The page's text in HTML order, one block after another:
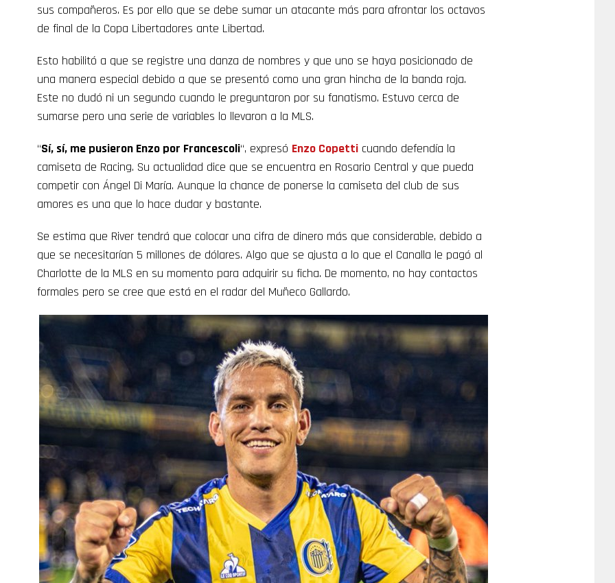
sus compañeros. Es por ello que se debe sumar un atacante más para afrontar los octavos
de final de la Copa Libertadores ante Libertad.
Esto habilitó a que se registre una danza de nombres y que uno se haya posicionado de
una manera especial debido a que se presentó como una gran hincha de la banda roja.
Este no dudó ni un segundo cuando le preguntaron por su fanatismo. Estuvo cerca de
sumarse pero una serie de variables lo llevaron a la MLS.
“Sí, sí, me pusieron Enzo por Francescoli“, expresó Enzo Copetti cuando defendía la
camiseta de Racing. Su actualidad dice que se encuentra en Rosario Central y que pueda
competir con Ángel Di María. Aunque la chance de ponerse la camiseta del club de sus
amores es una que lo hace dudar y bastante.
Se estima que River tendrá que colocar una cifra de dinero más que considerable, debido a
que se necesitarían 5 millones de dólares. Algo que se ajusta a lo que el Canalla le pagó al
Charlotte de la MLS en su momento para adquirir su ficha. De momento, no hay contactos
formales pero se cree que está en el radar del Muñeco Gallardo.